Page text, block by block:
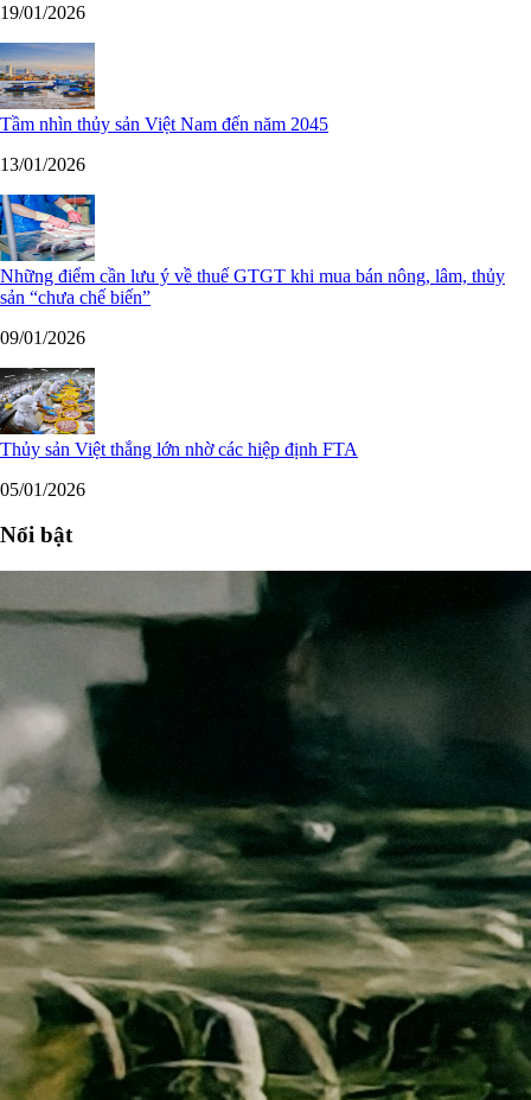
19/01/2026
Tầm nhìn thủy sản Việt Nam đến năm 2045
13/01/2026
Những điểm cần lưu ý về thuế GTGT khi mua bán nông, lâm, thủy
sản “chưa chế biến”
09/01/2026
Thủy sản Việt thắng lớn nhờ các hiệp định FTA
05/01/2026
Nổi bật